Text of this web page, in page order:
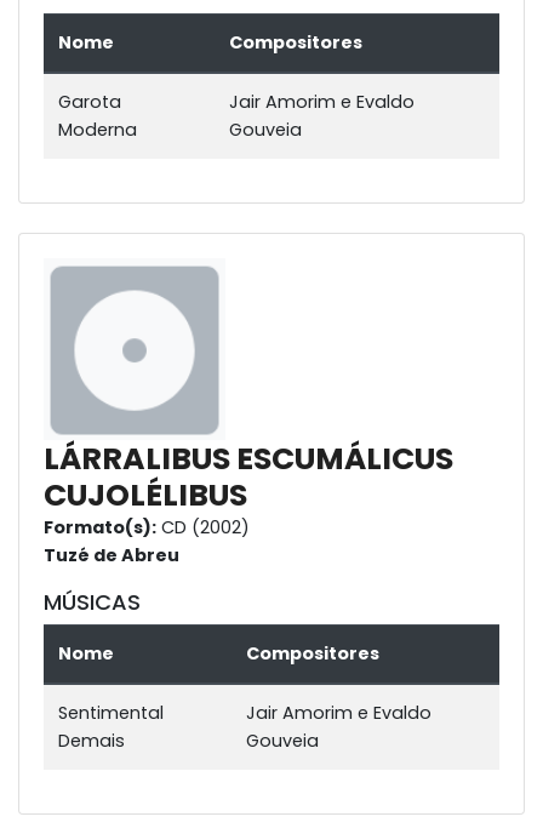
Nome Compositores
Garota
Moderna
Jair Amorim e Evaldo
Gouveia
LÁRRALIBUS ESCUMÁLICUS
CUJOLÉLIBUS
Formato(s): CD (2002)
Tuzé de Abreu
MÚSICAS
Nome Compositores
Sentimental
Demais
Jair Amorim e Evaldo
Gouveia